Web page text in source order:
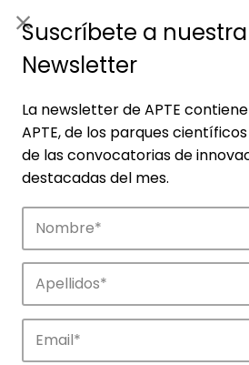
Empresas
Descubre las empresas
innovación en los parques
Suscríbete a nuestra
Newsletter
La newsletter de APTE
APTE, de los parques
de las convocatorias de
destacadas del mes.